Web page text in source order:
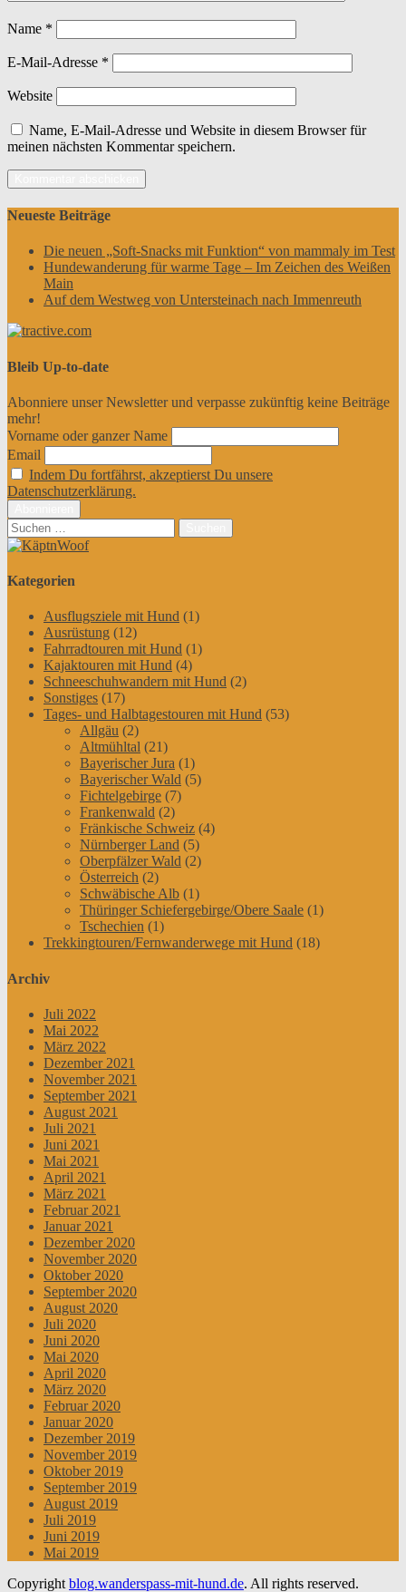
Name *
E-Mail-Adresse *
Website
Name, E-Mail-Adresse und Website in diesem Browser für
meinen nächsten Kommentar speichern.
Neueste Beiträge
Die neuen „Soft-Snacks mit Funktion“ von mammaly im Test
Hundewanderung für warme Tage – Im Zeichen des Weißen
Main
Auf dem Westweg von Untersteinach nach Immenreuth
Bleib Up-to-date
Abonniere unser Newsletter und verpasse zukünftig keine Beiträge
mehr!
Vorname oder ganzer Name
Email
Indem Du fortfährst, akzeptierst Du unsere
Datenschutzerklärung.
Suchen
nach:
Kategorien
Ausflugsziele mit Hund (1)
Ausrüstung (12)
Fahrradtouren mit Hund (1)
Kajaktouren mit Hund (4)
Schneeschuhwandern mit Hund (2)
Sonstiges (17)
Tages- und Halbtagestouren mit Hund (53)
Allgäu (2)
Altmühltal (21)
Bayerischer Jura (1)
Bayerischer Wald (5)
Fichtelgebirge (7)
Frankenwald (2)
Fränkische Schweiz (4)
Nürnberger Land (5)
Oberpfälzer Wald (2)
Österreich (2)
Schwäbische Alb (1)
Thüringer Schiefergebirge/Obere Saale (1)
Tschechien (1)
Trekkingtouren/Fernwanderwege mit Hund (18)
Archiv
Juli 2022
Mai 2022
März 2022
Dezember 2021
November 2021
September 2021
August 2021
Juli 2021
Juni 2021
Mai 2021
April 2021
März 2021
Februar 2021
Januar 2021
Dezember 2020
November 2020
Oktober 2020
September 2020
August 2020
Juli 2020
Juni 2020
Mai 2020
April 2020
März 2020
Februar 2020
Januar 2020
Dezember 2019
November 2019
Oktober 2019
September 2019
August 2019
Juli 2019
Juni 2019
Mai 2019
Copyright blog.wanderspass-mit-hund.de. All rights reserved.